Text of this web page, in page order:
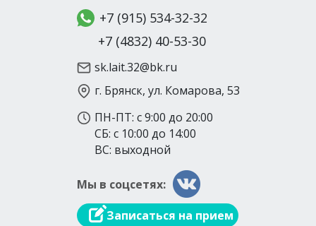
+7 (915) 534-32-32
+7 (4832) 40-53-30
sk.lait.32@bk.ru
г. Брянск, ул. Комарова, 53
ПН-ПТ: с 9:00 до 20:00
СБ: с 10:00 до 14:00
ВС: выходной
Мы в соцсетях:
Записаться на прием